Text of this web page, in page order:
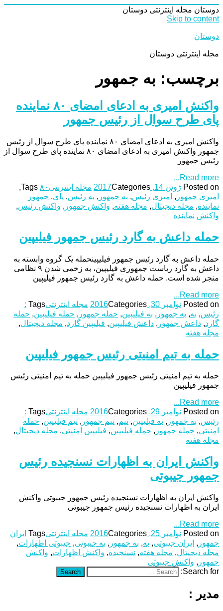
دوستان مجله اینترنتی دوستان
Skip to content
دوستان
مجله اینترنتی دوستان
برچسب: به جمهور
واکنش امیری به ادعای امضای ۸۰ نماینده
پای طرح سوال از رئیس جمهور
واکنش امیری به ادعای امضای ۸۰ نماینده پای طرح سوال از رئیس
جمهور واکنش امیری به ادعای امضای ۸۰ نماینده پای طرح سوال از
رئیس جمهور
Read more...
Posted on ژوئن 14, 2017 Categories مجله اینترنتی Tags ۸۰
,
امیری جمهور , امیری رئیس, به جمهور , به رئیس, پای, جمهور
نماینده, مجله دیجیتال, مجله هفته, واکنش جمهور , واکنش رئیس,
واکنش نماینده
حمله داعش به گارد رئیس جمهور فیلیپین
حمله داعش به گارد رئیس جمهور فیلیپینحمله یک گروه وابسته به
داعش به گارد ریاست جمهوری فیلیپین، به زخمی شدن ۹ نظامی
منجر شده است. حمله داعش به گارد رئیس جمهور فیلیپین
Read more...
Posted on نوامبر 30, 2016 Categories مجله اینترنتیTags
:
رئیس, به, به جمهور , به فیلیپین, حمله جمهور , حمله فیلیپین, حمله
گارد, داعش جمهور , داعش فیلیپین, فیلیپین گارد, مجله دیجیتال,
مجله هفته
حمله به تیم امنیتی رئیس جمهور فیلیپین
حمله به تیم امنیتی رئیس جمهور فیلیپین حمله به تیم امنیتی رئیس
جمهور فیلیپین
Read more...
Posted on نوامبر 29, 2016 Categories مجله اینترنتیTags
:
رئیس, به جمهور , به فیلیپین, تیم, تیم جمهور , تیم فیلیپین, حمله
امنیتی, حمله جمهور , حمله فیلیپین, فیلیپین امنیتی, مجله دیجیتال,
مجله هفته
واکنش ایران به اظهارات نسنجیده رئیس
جمهور جیبوتی
واکنش ایران به اظهارات نسنجیده رئیس جمهور جیبوتی واکنش
ایران به اظهارات نسنجیده رئیس جمهور جیبوتی
Read more...
Posted on نوامبر 25, 2016 Categories مجله اینترنتیTags ایران
جمهور , ایران جیبوتی, به, به جمهور , به جیبوتی, جیبوتی اظهارات,
مجله دیجیتال, مجله هفته, نسنجیده, واکنش اظهارات, واکنش
جمهور , واکنش جیبوتی
Search for:
Search
مدیر :